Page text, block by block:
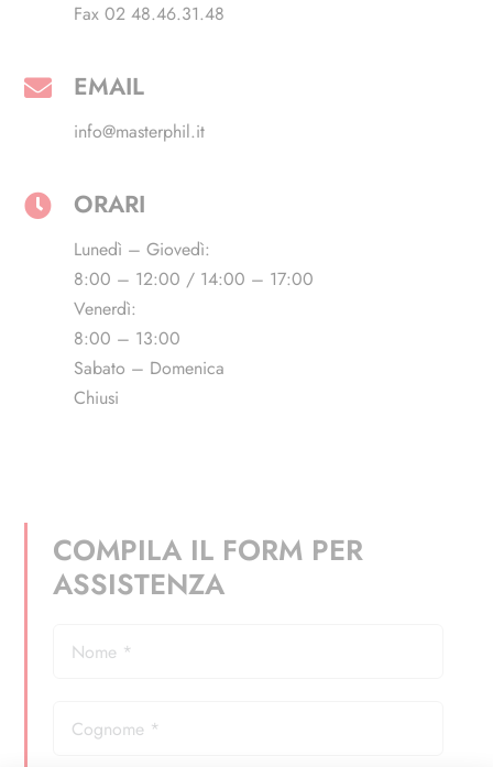
Fax 02 48.46.31.48
EMAIL
info@masterphil.it
ORARI
Lunedì – Giovedì:
8:00 – 12:00 / 14:00 – 17:00
Venerdì:
8:00 – 13:00
Sabato – Domenica
Chiusi
COMPILA IL FORM PER
ASSISTENZA